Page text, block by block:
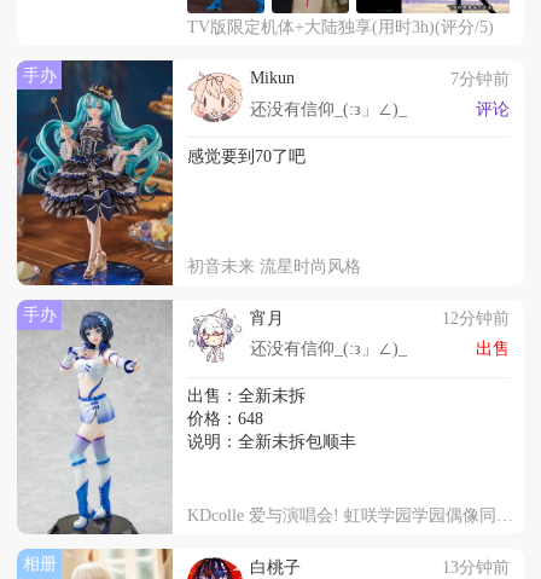
TV版限定机体+大陆独享(用时3h)(评分/5)
手办 Mikun
7分钟前
还没有信仰_(:з」∠)_
评论
感觉要到70了吧
初音未来 流星时尚风格
手办 宵月
12分钟前
还没有信仰_(:з」∠)_
出售
出售：全新未拆
价格：648
说明：全新未拆包顺丰
相册 白桃子 13分钟前